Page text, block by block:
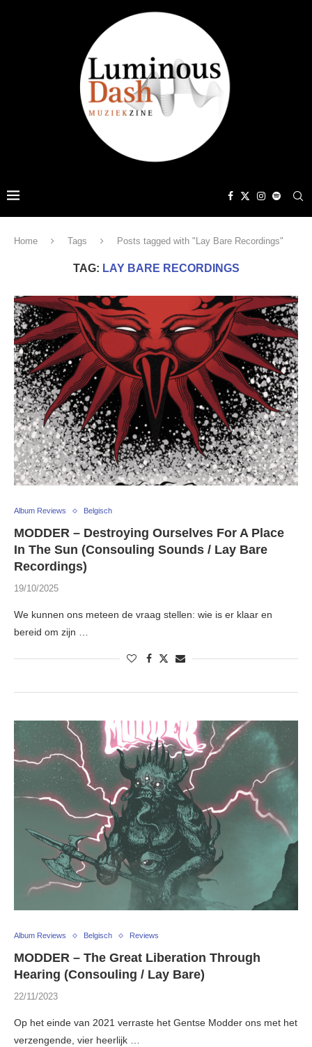
Home Tags Posts tagged with "Lay Bare Recordings"
TAG: LAY BARE RECORDINGS
Album Reviews Belgisch
MODDER – Destroying Ourselves For A Place
In The Sun (Consouling Sounds / Lay Bare
Recordings)
19/10/2025
We kunnen ons meteen de vraag stellen: wie is er klaar en
bereid om zijn …
Album Reviews Belgisch Reviews
MODDER – The Great Liberation Through
Hearing (Consouling / Lay Bare)
22/11/2023
Op het einde van 2021 verraste het Gentse Modder ons met het
verzengende, vier heerlijk …